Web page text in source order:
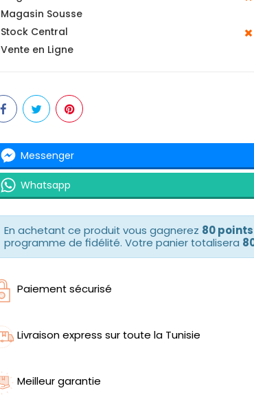
Magasin Sousse
Stock Central
Vente en Ligne
Messenger
Whatsapp
En achetant ce produit vous gagnerez 80
programme de fidélité. Votre panier totalisera
Paiement sécurisé
Livraison express sur toute la Tunisie
Meilleur garantie